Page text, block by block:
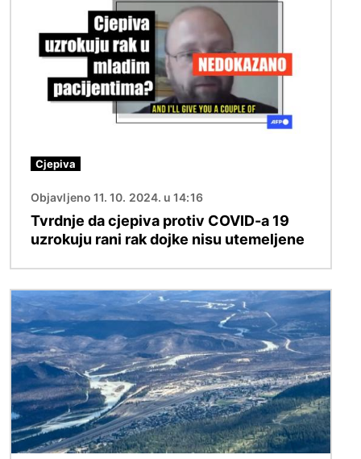
Cjepiva
Objavljeno 11. 10. 2024. u 14:16
Tvrdnje da cjepiva protiv COVID-a 19
uzrokuju rani rak dojke nisu utemeljene
Slika